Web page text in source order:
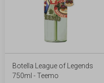
Botella League of Legends
750ml - Teemo